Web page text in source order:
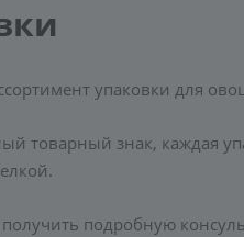
упаковки для
товарный знак, каждая
подробную